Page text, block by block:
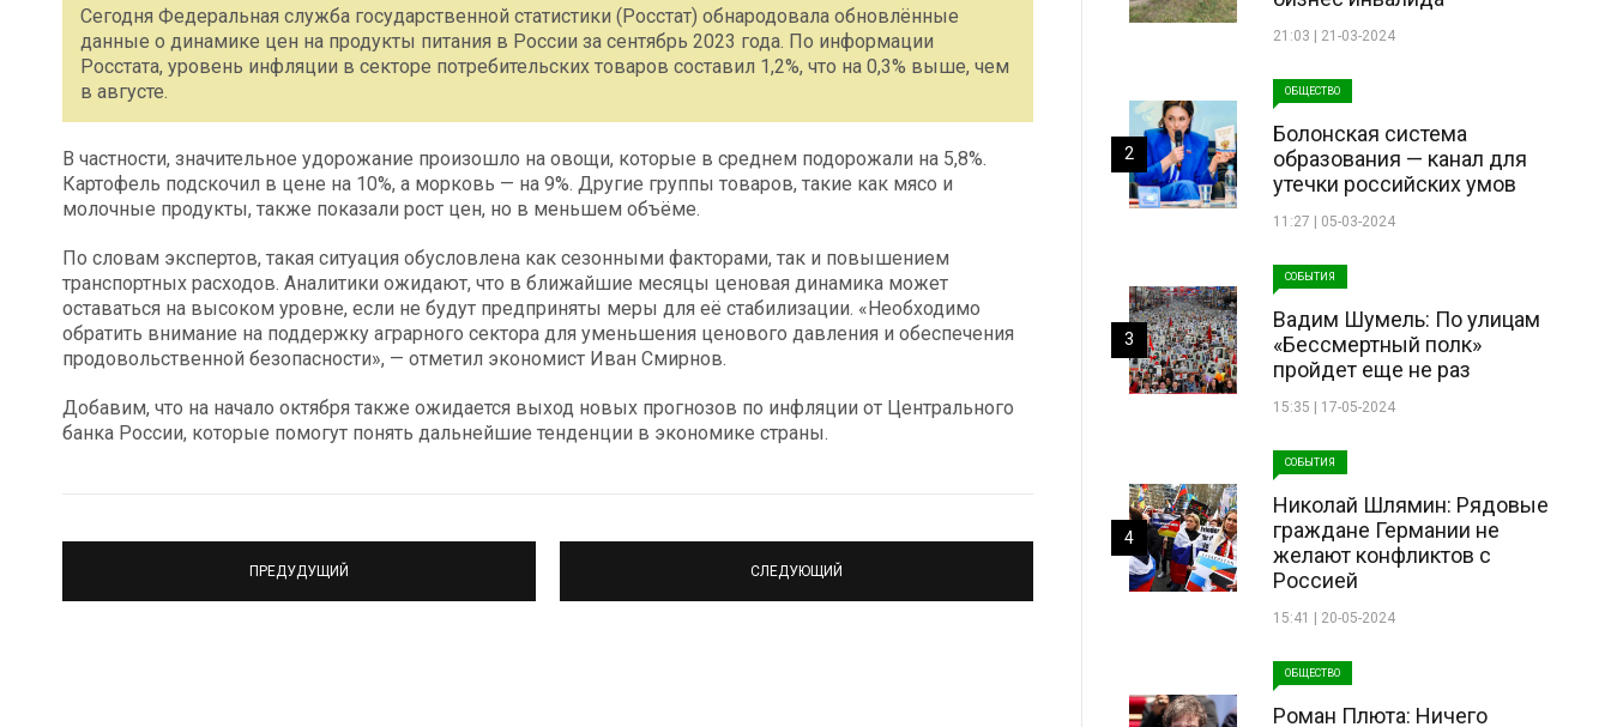
Сегодня Федеральная служба государственной статистики (Росстат) обнародовала обновлённые
данные о динамике цен на продукты питания в России за сентябрь 2023 года. По информации
Росстата, уровень инфляции в секторе потребительских товаров составил 1,2%, что на 0,3% выше, чем
в августе.
В частности, значительное удорожание произошло на овощи, которые в среднем подорожали на 5,8%.
Картофель подскочил в цене на 10%, а морковь — на 9%. Другие группы товаров, такие как мясо и
молочные продукты, также показали рост цен, но в меньшем объёме.
По словам экспертов, такая ситуация обусловлена как сезонными факторами, так и повышением
транспортных расходов. Аналитики ожидают, что в ближайшие месяцы ценовая динамика может
оставаться на высоком уровне, если не будут предприняты меры для её стабилизации. «Необходимо
обратить внимание на поддержку аграрного сектора для уменьшения ценового давления и обеспечения
продовольственной безопасности», — отметил экономист Иван Смирнов.
Добавим, что на начало октября также ожидается выход новых прогнозов по инфляции от Центрального
банка России, которые помогут понять дальнейшие тенденции в экономике страны.
ПРЕДУДУЩИЙ СЛЕДУЮЩИЙ
21:03 | 21-03-2024
ОБЩЕСТВО
Болонская система
образования — канал для
утечки российских умов
11:27 | 05-03-2024
2
СОБЫТИЯ
Вадим Шумель: По улицам
«Бессмертный полк»
пройдет еще не раз
15:35 | 17-05-2024
3
СОБЫТИЯ
Николай Шлямин: Рядовые
граждане Германии не
желают конфликтов с
Россией
15:41 | 20-05-2024
4
ОБЩЕСТВО
Роман Плюта: Ничего